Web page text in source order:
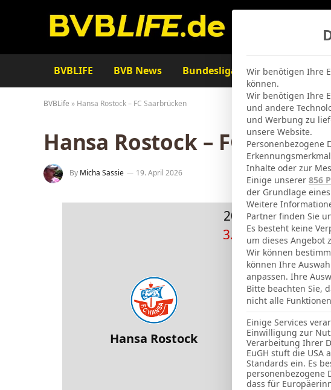
BVBLIFE BVB News Bundesliga Tabelle
BVBLife » Hansa Rostock – FC Saarbrücken
Hansa Rostock – FC
By Micha Sassie 19. April 2026
20 Dez. 2025-
3. Liga| Spieltag
Halbzeit: 1-1
Hansa Rostock 1:1
ENDERGEBNIS
Wir benötigen Ihre
können.
Wir benötigen Ihre
und andere
und Werbung zu
unsere Website.
Personenbezogene
Inhalte oder zur
Einige unserer 856
der Grundlage eines
Weitere
Partner finden Sie
Es besteht keine
um dieses Angebot
Wir können
können Ihre
anpassen. Ihre
Bitte beachten Sie,
nicht alle
Einige Services
Einwilligung zur
Verarbeitung Ihrer
EuGH stuft die USA
Standards ein. Es
personenbezogene
dass für